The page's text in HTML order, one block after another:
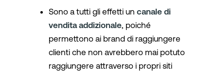
Sono a tutti gli effetti un canale di
vendita addizionale, poiché
permettono ai brand di raggiungere
clienti che non avrebbero mai potuto
raggiungere attraverso i propri siti